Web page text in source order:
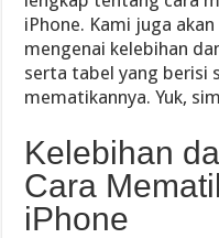
iPhone. Kami juga
mengenai kelebihan
serta tabel yang berisi
mematikannya. Yuk,
Kelebihan
Cara
iPhone